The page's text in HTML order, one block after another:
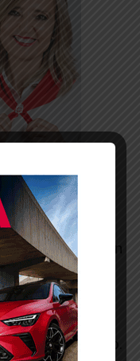
variado y con
al detalle,
forma del
una ventaja de
clasificado.